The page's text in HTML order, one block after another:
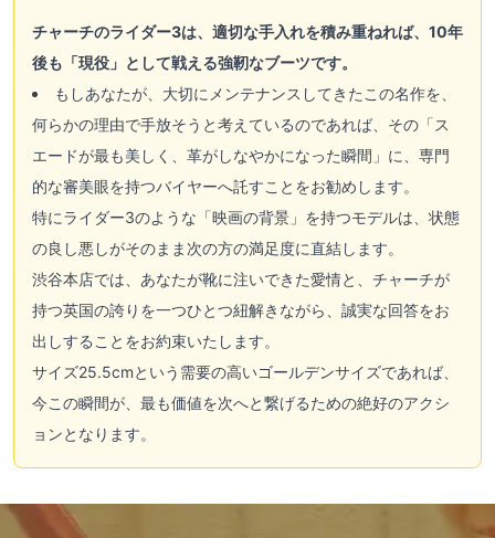
チャーチのライダー3は、適切な手入れを積み重ねれば、10年
後も「現役」として戦える強靭なブーツです。
もしあなたが、大切にメンテナンスしてきたこの名作を、
何らかの理由で手放そうと考えているのであれば、その「ス
エードが最も美しく、革がしなやかになった瞬間」に、専門
的な審美眼を持つバイヤーへ託すことをお勧めします。
特にライダー3のような「映画の背景」を持つモデルは、状態
の良し悪しがそのまま次の方の満足度に直結します。
渋谷本店では、あなたが靴に注いできた愛情と、チャーチが
持つ英国の誇りを一つひとつ紐解きながら、誠実な回答をお
出しすることをお約束いたします。
サイズ25.5cmという需要の高いゴールデンサイズであれば、
今この瞬間が、最も価値を次へと繋げるための絶好のアクシ
ョンとなります。